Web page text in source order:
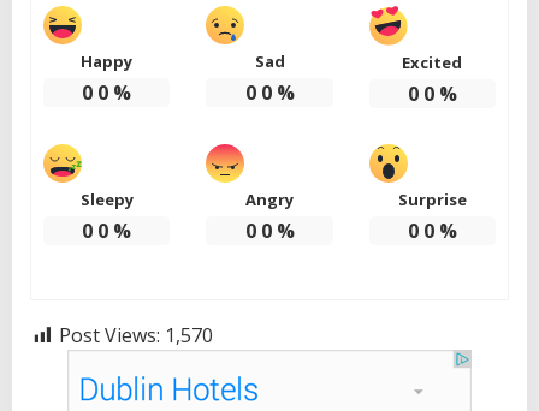
Happy
0 0 %
Sad
0 0%
Excited
0 0%
Sleepy
0 0 %
Angry
0 0%
Surprise
0 0%
Post Views: 1,570